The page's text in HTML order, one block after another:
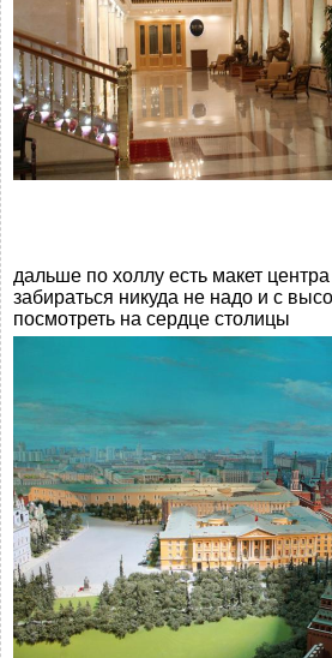
дальше по холлу есть макет
забираться никуда не надо и с
посмотреть на сердце столицы